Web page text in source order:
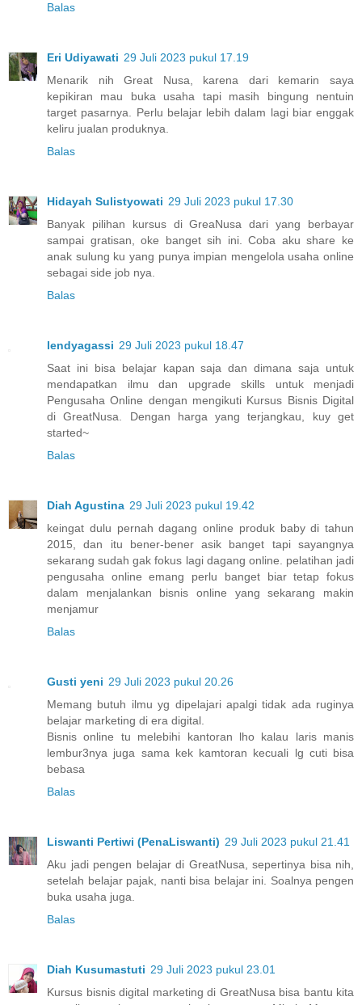
Balas
Eri Udiyawati 29 Juli 2023 pukul 17.19
Menarik nih Great Nusa, karena dari kemarin saya
kepikiran mau buka usaha tapi masih bingung nentuin
target pasarnya. Perlu belajar lebih dalam lagi biar enggak
keliru jualan produknya.
Balas
Hidayah Sulistyowati 29 Juli 2023 pukul 17.30
Banyak pilihan kursus di GreaNusa dari yang berbayar
sampai gratisan, oke banget sih ini. Coba aku share ke
anak sulung ku yang punya impian mengelola usaha online
sebagai side job nya.
Balas
lendyagassi 29 Juli 2023 pukul 18.47
Saat ini bisa belajar kapan saja dan dimana saja untuk
mendapatkan ilmu dan upgrade skills untuk menjadi
Pengusaha Online dengan mengikuti Kursus Bisnis Digital
di GreatNusa. Dengan harga yang terjangkau, kuy get
started~
Balas
Diah Agustina 29 Juli 2023 pukul 19.42
keingat dulu pernah dagang online produk baby di tahun
2015, dan itu bener-bener asik banget tapi sayangnya
sekarang sudah gak fokus lagi dagang online. pelatihan jadi
pengusaha online emang perlu banget biar tetap fokus
dalam menjalankan bisnis online yang sekarang makin
menjamur
Balas
Gusti yeni 29 Juli 2023 pukul 20.26
Memang butuh ilmu yg dipelajari apalgi tidak ada ruginya
belajar marketing di era digital.
Bisnis online tu melebihi kantoran lho kalau laris manis
lembur3nya juga sama kek kamtoran kecuali lg cuti bisa
bebasa
Balas
Liswanti Pertiwi (PenaLiswanti) 29 Juli 2023 pukul 21.41
Aku jadi pengen belajar di GreatNusa, sepertinya bisa nih,
setelah belajar pajak, nanti bisa belajar ini. Soalnya pengen
buka usaha juga.
Balas
Diah Kusumastuti 29 Juli 2023 pukul 23.01
Kursus bisnis digital marketing di GreatNusa bisa bantu kita